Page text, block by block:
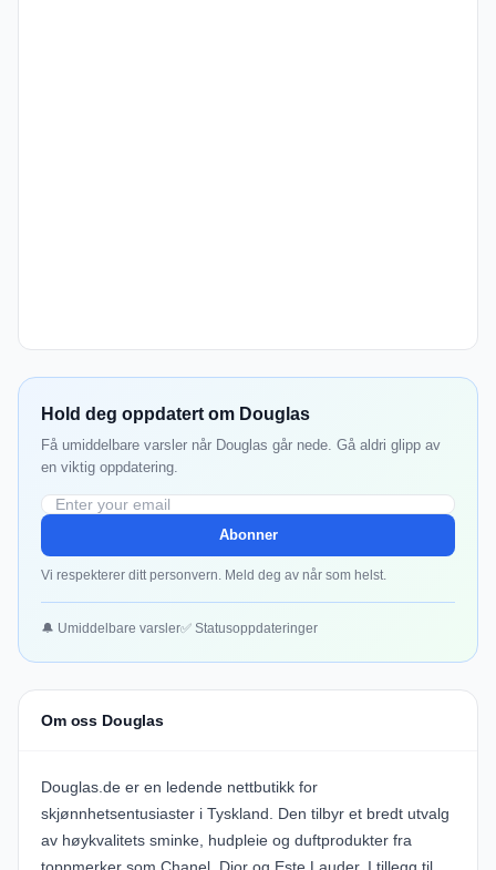
Hold deg oppdatert om Douglas
Få umiddelbare varsler når Douglas går nede. Gå aldri glipp av
en viktig oppdatering.
Abonner
Vi respekterer ditt personvern. Meld deg av når som helst.
🔔 Umiddelbare varsler✅ Statusoppdateringer
Om oss Douglas
Douglas.de er en ledende nettbutikk for
skjønnhetsentusiaster i Tyskland. Den tilbyr et bredt utvalg
av høykvalitets sminke, hudpleie og duftprodukter fra